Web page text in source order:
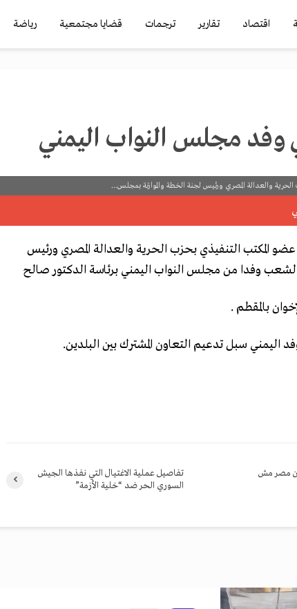
اقتصاد تقارير ترجمات قضايا مجتمعية رياضة
وفد مجلس النواب اليمني
والعدالة المصري ورئيس لجنة الخطة والموازنة بمجلس...
المكتب التنفيذي بحزب الحرية والعدالة المصري ورئيس
وفدا من مجلس النواب اليمني برئاسة الدكتور صالح
بالمقطم .
سبل تدعيم التعاون المشترك بين البلدين.
تفاصيل عملية الاغتيال التي نفذها الجيش
السوري الحر ضد “خلية الأزمة”